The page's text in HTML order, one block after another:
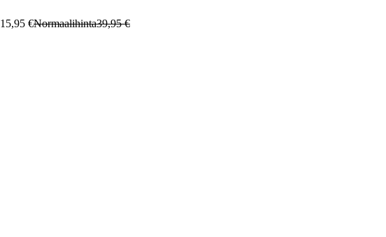
15,95 €Normaalihinta39,95 €